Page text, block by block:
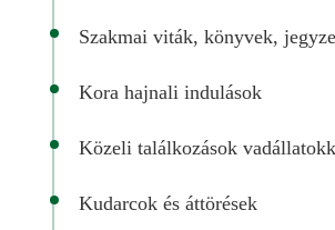
Szakmai viták, könyvek,
Kora hajnali indulások
Közeli találkozások
Kudarcok és áttörések